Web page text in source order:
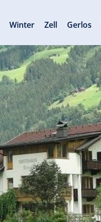
Winter Zell Gerlos